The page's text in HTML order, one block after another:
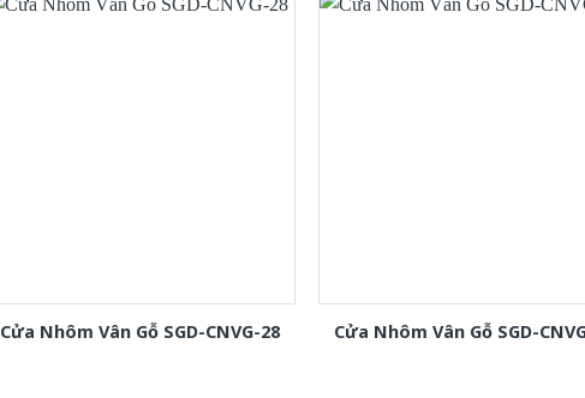
Cửa Nhôm Vân Gỗ SGD-CNVG-28 Cửa Nhôm Vân Gỗ SGD-